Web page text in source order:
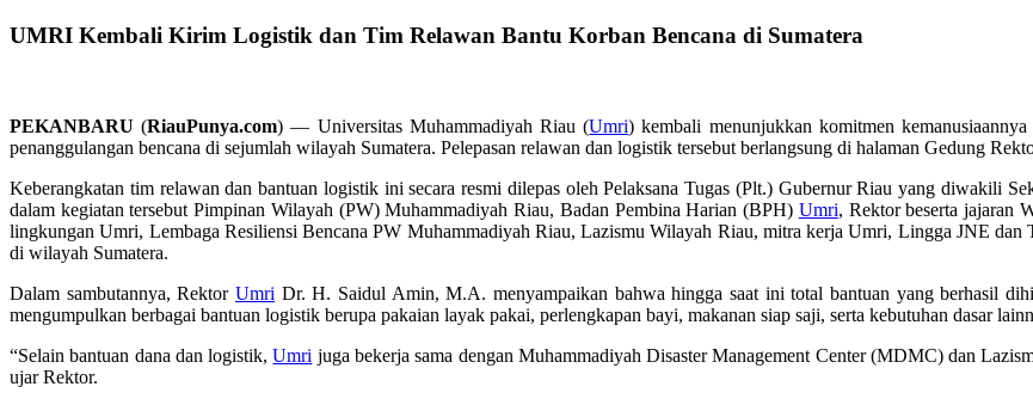
UMRI Kembali Kirim Logistik dan Tim Relawan Bantu Korban Bencana di Sumatera
PEKANBARU (RiauPunya.com) — Universitas Muhammadiyah Riau (Umri) kembali menunjukkan komitmen
penanggulangan bencana di sejumlah wilayah Sumatera. Pelepasan relawan dan logistik tersebut berlangsung di halaman Gedung
Keberangkatan tim relawan dan bantuan logistik ini secara resmi dilepas oleh Pelaksana Tugas (Plt.) Gubernur Riau yang diwakili
dalam kegiatan tersebut Pimpinan Wilayah (PW) Muhammadiyah Riau, Badan Pembina Harian (BPH) Umri, Rektor beserta jajaran
lingkungan Umri, Lembaga Resiliensi Bencana PW Muhammadiyah Riau, Lazismu Wilayah Riau, mitra kerja Umri, Lingga JNE
di wilayah Sumatera.
Dalam sambutannya, Rektor Umri Dr. H. Saidul Amin, M.A. menyampaikan bahwa hingga saat ini total bantuan yang berhasil
mengumpulkan berbagai bantuan logistik berupa pakaian layak pakai, perlengkapan bayi, makanan siap saji, serta kebutuhan dasar
“Selain bantuan dana dan logistik,Umri juga bekerja sama dengan Muhammadiyah Disaster Management Center (MDMC) dan
ujar Rektor.